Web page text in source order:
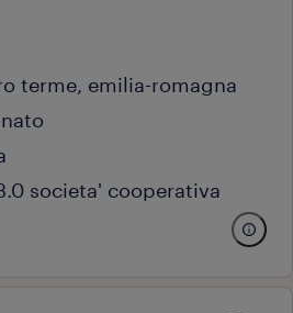
terme, emilia-romagna
societa' cooperativa